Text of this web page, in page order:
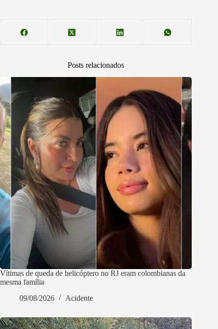
Posts relacionados
Vítimas de queda de helicóptero no RJ eram colombianas da
mesma família
09/08/2026
Acidente